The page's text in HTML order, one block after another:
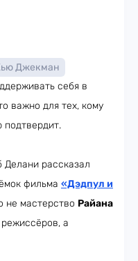
Джекман
себя в
важно для тех, кому
подтвердит.
Делани рассказал
фильма «Дэдпул и
не мастерство Райана
а